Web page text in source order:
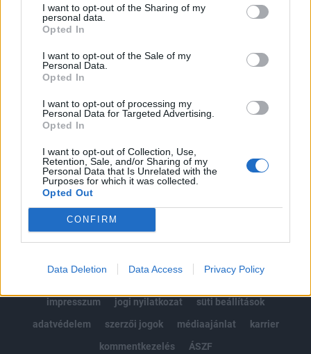
I want to opt-out of the Sharing of my
personal data.
Opted In
I want to opt-out of the Sale of my
Personal Data.
Opted In
I want to opt-out of processing my
Personal Data for Targeted Advertising.
Opted In
I want to opt-out of Collection, Use,
Retention, Sale, and/or Sharing of my
Personal Data that Is Unrelated with the
Purposes for which it was collected.
Opted Out
CONFIRM
Data Deletion Data Access Privacy Policy
regisztrációhoz kötött.
Az előfizetés a következőket tartalmazza:
Portfolio.hu teljes cikkarchívum
Kötéslisták: BÉT elmúlt 2 év napon belüli
kötéslistái
Előfizetés
MÁR ELŐFIZETŐNK VAGY?BEJELENTKEZÉS
impresszum
jogi nyilatkozat
süti beállítások
adatvédelem
szerzői jogok médiaajánlat
karrier
kommentkezelés
ÁSZF